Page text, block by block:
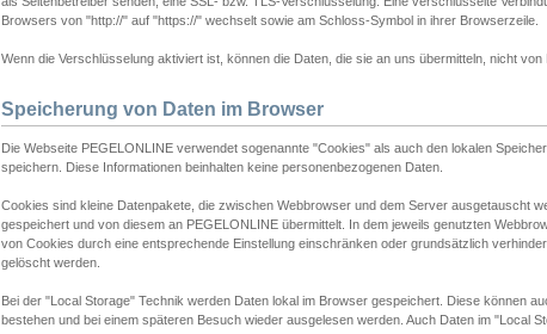
Browsers von "http://" auf "https://" wechselt sowie am Schloss-Symbol in ihrer Browserzeile.
Wenn die Verschlüsselung aktiviert ist, können die Daten, die sie an uns übermitteln, nicht von
Speicherung von Daten im Browser
Die Webseite PEGELONLINE verwendet sogenannte "Cookies" als auch den lokalen
speichern. Diese Informationen beinhalten keine personenbezogenen Daten.
Cookies sind kleine Datenpakete, die zwischen Webbrowser und dem Server ausgetauscht
gespeichert und von diesem an PEGELONLINE übermittelt. In dem jeweils genutzten
von Cookies durch eine entsprechende Einstellung einschränken oder grundsätzlich
gelöscht werden.
Bei der "Local Storage" Technik werden Daten lokal im Browser gespeichert. Diese können
bestehen und bei einem späteren Besuch wieder ausgelesen werden. Auch Daten im "Local